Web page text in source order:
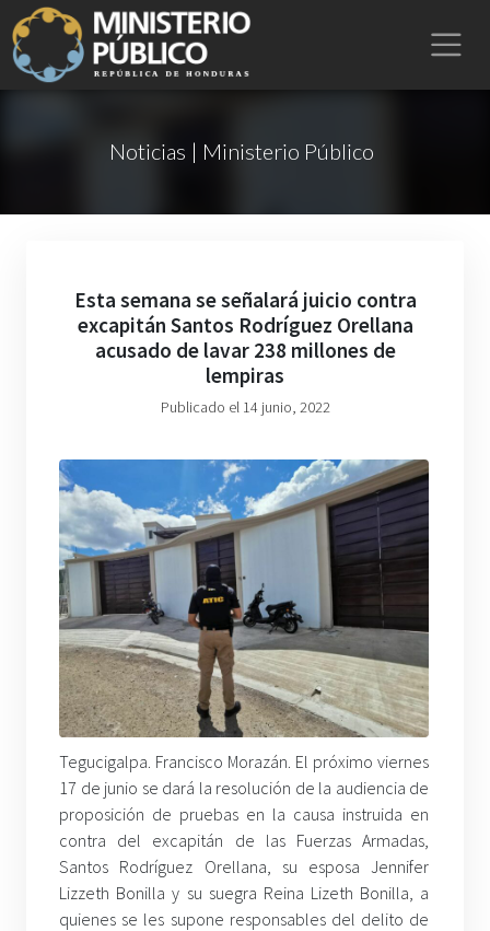
Noticias | Ministerio Público
Esta semana se señalará juicio contra
excapitán Santos Rodríguez Orellana
acusado de lavar 238 millones de
lempiras
Publicado el 14 junio, 2022
Tegucigalpa. Francisco Morazán. El próximo viernes
17 de junio se dará la resolución de la audiencia de
proposición de pruebas en la causa instruida en
contra del excapitán de las Fuerzas Armadas,
Santos Rodríguez Orellana, su esposa Jennifer
Lizzeth Bonilla y su suegra Reina Lizeth Bonilla, a
quienes se les supone responsables del delito de